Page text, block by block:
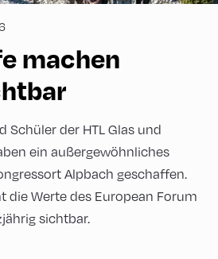
machen
Schüler der HTL Glas und
ein außergewöhnliches
Alpbach geschaffen.
die Werte des European Forum
sichtbar.